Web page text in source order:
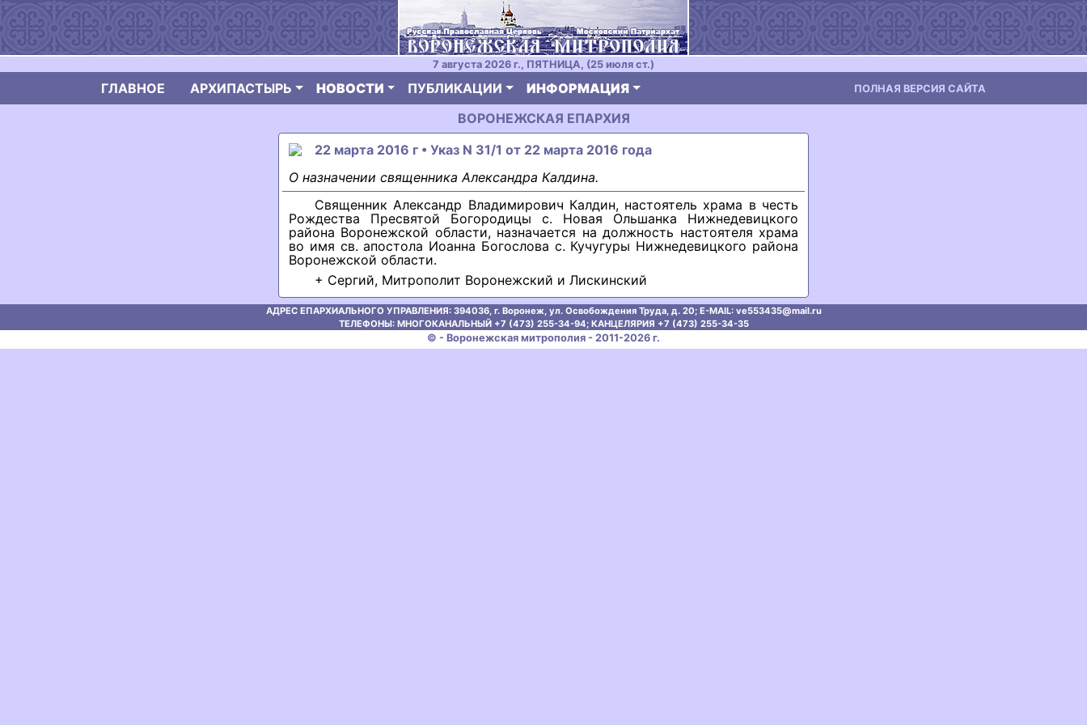
7 августа 2026 г., ПЯТНИЦА, (25 июля ст.)
ГЛАВНОЕ АРХИПАСТЫРЬ НОВОСТИ ПУБЛИКАЦИИ ИНФОРМАЦИЯ ПОЛНАЯ ВЕРСИЯ САЙТА
ВОРОНЕЖСКАЯ ЕПАРХИЯ
22 марта 2016 г • Указ N 31/1 от 22 марта 2016 года
О назначении священника Александра Калдина.
Священник Александр Владимирович Калдин, настоятель храма в честь
Рождества Пресвятой Богородицы с. Новая Ольшанка Нижнедевицкого
района Воронежской области, назначается на должность настоятеля храма
во имя св. апостола Иоанна Богослова с. Кучугуры Нижнедевицкого района
Воронежской области.
+ Сергий, Митрополит Воронежский и Лискинский
АДРЕС ЕПАРХИАЛЬНОГО УПРАВЛЕНИЯ: 394036, г. Воронеж, ул. Освобождения Труда, д. 20; E-MAIL: ve553435@mаil.ru
ТЕЛЕФОНЫ: МНОГОКАНАЛЬНЫЙ +7 (473) 255-34-94; КАНЦЕЛЯРИЯ +7 (473) 255-34-35
© - Воронежская митрополия - 2011-2026 г.